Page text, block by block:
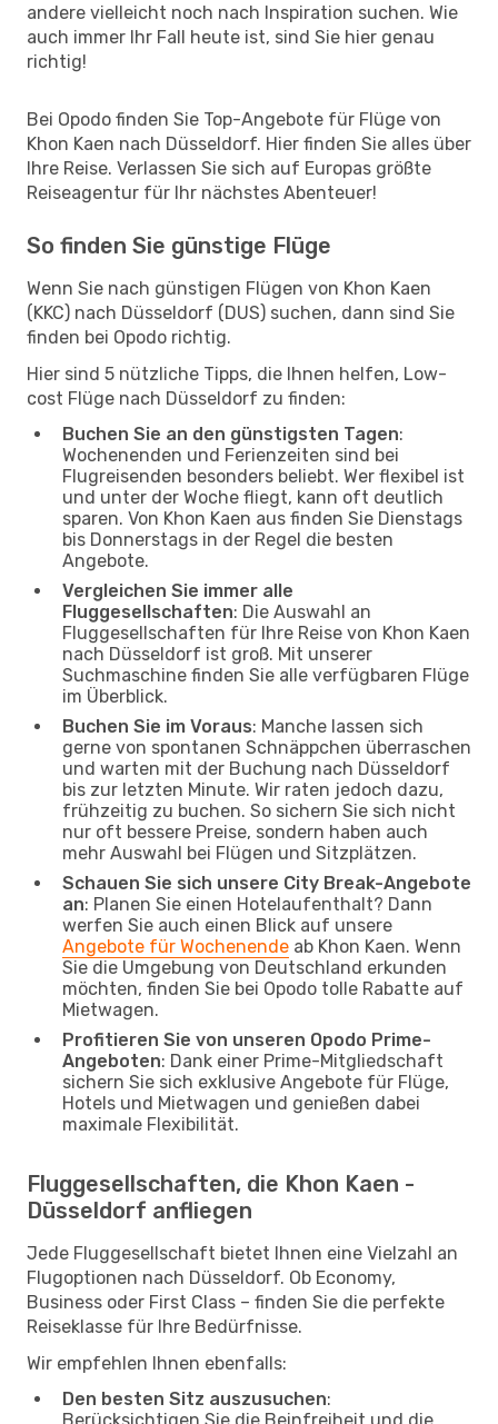
andere vielleicht noch nach Inspiration suchen. Wie
auch immer Ihr Fall heute ist, sind Sie hier genau
richtig!
Bei Opodo finden Sie Top-Angebote für Flüge von
Khon Kaen nach Düsseldorf. Hier finden Sie alles über
Ihre Reise. Verlassen Sie sich auf Europas größte
Reiseagentur für Ihr nächstes Abenteuer!
So finden Sie günstige Flüge
Wenn Sie nach günstigen Flügen von Khon Kaen
(KKC) nach Düsseldorf (DUS) suchen, dann sind Sie
finden bei Opodo richtig.
Hier sind 5 nützliche Tipps, die Ihnen helfen, Low-
cost Flüge nach Düsseldorf zu finden:
Buchen Sie an den günstigsten Tagen:
Wochenenden und Ferienzeiten sind bei
Flugreisenden besonders beliebt. Wer flexibel ist
und unter der Woche fliegt, kann oft deutlich
sparen. Von Khon Kaen aus finden Sie Dienstags
bis Donnerstags in der Regel die besten
Angebote.
Vergleichen Sie immer alle
Fluggesellschaften: Die Auswahl an
Fluggesellschaften für Ihre Reise von Khon Kaen
nach Düsseldorf ist groß. Mit unserer
Suchmaschine finden Sie alle verfügbaren Flüge
im Überblick.
Buchen Sie im Voraus: Manche lassen sich
gerne von spontanen Schnäppchen überraschen
und warten mit der Buchung nach Düsseldorf
bis zur letzten Minute. Wir raten jedoch dazu,
frühzeitig zu buchen. So sichern Sie sich nicht
nur oft bessere Preise, sondern haben auch
mehr Auswahl bei Flügen und Sitzplätzen.
Schauen Sie sich unsere City Break-Angebote
an: Planen Sie einen Hotelaufenthalt? Dann
werfen Sie auch einen Blick auf unsere
Angebote für Wochenende ab Khon Kaen. Wenn
Sie die Umgebung von Deutschland erkunden
möchten, finden Sie bei Opodo tolle Rabatte auf
Mietwagen.
Profitieren Sie von unseren Opodo Prime-
Angeboten: Dank einer Prime-Mitgliedschaft
sichern Sie sich exklusive Angebote für Flüge,
Hotels und Mietwagen und genießen dabei
maximale Flexibilität.
Fluggesellschaften, die Khon Kaen -
Düsseldorf anfliegen
Jede Fluggesellschaft bietet Ihnen eine Vielzahl an
Flugoptionen nach Düsseldorf. Ob Economy,
Business oder First Class – finden Sie die perfekte
Reiseklasse für Ihre Bedürfnisse.
Wir empfehlen Ihnen ebenfalls:
Den besten Sitz auszusuchen: